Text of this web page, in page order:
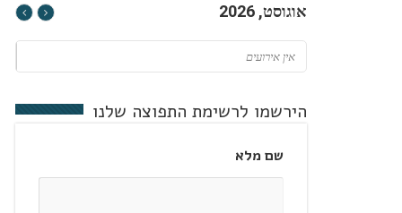
אוגוסט, 2026
אין אירועים
הירשמו לרשימת התפוצה שלנו
שם מלא